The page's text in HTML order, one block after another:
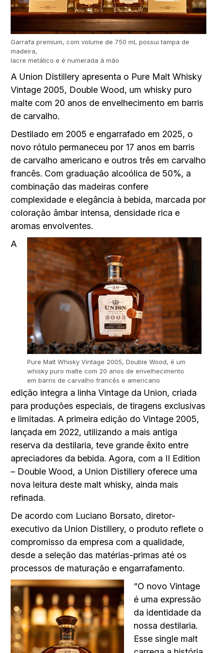
Garrafa premium, com volume de 750 ml, possui tampa de
madeira,
lacre metálico e é numerada à mão
A Union Distillery apresenta o Pure Malt Whisky
Vintage 2005, Double Wood, um whisky puro
malte com 20 anos de envelhecimento em barris
de carvalho.
Destilado em 2005 e engarrafado em 2025, o
novo rótulo permaneceu por 17 anos em barris
de carvalho americano e outros três em carvalho
francês. Com graduação alcoólica de 50%, a
combinação das madeiras confere
complexidade e elegância à bebida, marcada por
coloração âmbar intensa, densidade rica e
aromas envolventes.
Pure Malt Whisky Vintage 2005, Double Wood, é um
whisky puro malte com 20 anos de envelhecimento
em barris de carvalho francês e americano
A
edição integra a linha Vintage da Union, criada
para produções especiais, de tiragens exclusivas
e limitadas. A primeira edição do Vintage 2005,
lançada em 2022, utilizando a mais antiga
reserva da destilaria, teve grande êxito entre
apreciadores da bebida. Agora, com a II Edition
– Double Wood, a Union Distillery oferece uma
nova leitura deste malt whisky, ainda mais
refinada.
De acordo com Luciano Borsato, diretor-
executivo da Union Distillery, o produto reflete o
compromisso da empresa com a qualidade,
desde a seleção das matérias-primas até os
processos de maturação e engarrafamento.
“O novo Vintage
é uma expressão
da identidade da
nossa destilaria.
Esse single malt